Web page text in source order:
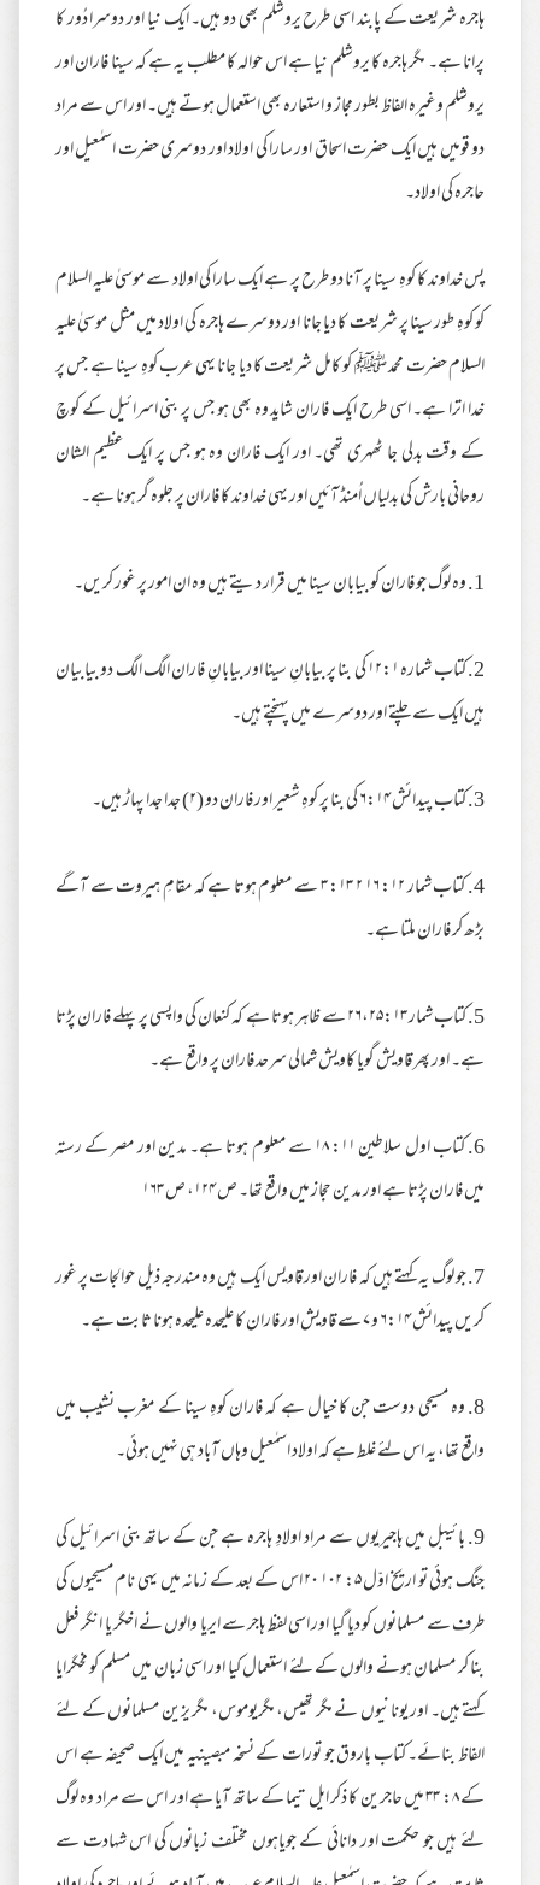
ہاجرہ شریعت کے پابند اسی طرح یروشلم بھی دو ہیں۔ ایک نیا اور دوسرا دُور کا
پرانا ہے۔ مگر ہاجرہ کا یروشلم نیا ہے اس حوالہ کا مطلب یہ ہے کہ سینا فاران اور
یروشلم وغیرہ الفاظ بطور مجاز و استعارہ بھی استعمال ہوتے ہیں۔ اور اس سے مراد
دو قومیں ہیں ایک حضرت اسحاق اور سارا کی اولاد اور دوسری حضرت اسمٰعیل اور
حاجرہ کی اولاد۔
پس خداوند کا کوہِ سینا پر آنا دو طرح پر ہے ایک سارا کی اولاد سے موسیٰ علیہ السلام
کو کوہِ طور سینا پر شریعت کا دیا جانا اور دوسرے ہاجرہ کی اولاد میں مثل موسیٰ علیہ
السلام حضرت محمد ﷺ کو کامل شریعت کا دیا جانا یہی عرب کوہِ سینا ہے جس پر
خدا اترا ہے۔ اسی طرح ایک فاران شاید وہ بھی ہو جس پر بنی اسرائیل کے کوچ
کے وقت بدلی جا ٹھہری تھی۔ اور ایک فاران وہ ہو جس پر ایک عظیم الشان
روحانی بارش کی بدلیاں اُمنڈ آئیں اور یہی خداوند کا فاران پر جلوہ گر ہونا ہے۔
1. وہ لوگ جو فاران کو بیابان سینا میں قرار دیتے ہیں وہ ان امور پر غور کریں۔
2. کتاب شمارہ ۱۲:۱ کی بنا پر بیابانِ سینا اور بیابانِ فاران الگ الگ دو بیابیان
ہیں ایک سے چلتے اور دوسرے میں پہنچتے ہیں۔
3. کتاب پیدائش ۶:۱۴ کی بنا پر کوہِ شعیر اور فاران دو (۲) جدا جدا پہاڑ ہیں۔
4. کتاب شمار ۱۲: ۱۶ ۲ ۱۳: ۳ سے معلوم ہوتا ہے کہ مقامِ ہیروت سے آگے
بڑھ کر فاران ملتا ہے۔
5. کتاب شمار ۲۶،۲۵:۱۳ سے ظاہر ہوتا ہے کہ کنعان کی واپسی پر پہلے فاران پڑتا
ہے۔ اور پھر قاویش گویا کاویش شمالی سرحد فاران پر واقع ہے۔
6. کتاب اول سلاطین ۱۱: ۱۸ سے معلوم ہوتا ہے۔ مدین اور مصر کے رستہ
میں فاران پڑتا ہے اور مدین حجاز میں واقع تھا۔ ص ۱۲۴، ص ۱۶۳
7. جو لوگ یہ کہتے ہیں کہ فاران اور قاویس ایک ہیں وہ مندرجہ ذیل حوالجات پر غور
کریں پیدائش ۶:۱۴ و ۷ سے قاویش اور فاران کا علیحدہ علیحدہ ہونا ثابت ہے۔
8. وہ مسیحی دوست جن کا خیال ہے کہ فاران کوہِ سینا کے مغرب نشیب میں
واقع تھا، یہ اس لئے غلط ہے کہ اولاد اسمٰعیل وہاں آباد ہی نہیں ہوئی۔
9. بائیبل میں ہاجیریوں سے مراد اولادِ ہاجرہ ہے جن کے ساتھ بنی اسرائیل کی
جنگ ہوئی تو اریخ اوّل ۵: ۱۰۲ ۲۰ اس کے بعد کے زمانہ میں یہی نام مسیحیوں کی
طرف سے مسلمانوں کو دیا گیا اور اسی لفظ ہاجر سے ایریا والوں نے اخگر یا انگر فعل
بنا کر مسلمان ہونے والوں کے لئے استعمال کیا اور اسی زبان میں مسلم کو مخگرایا
کہتے ہیں۔ اور یونانیوں نے مگر تھیس، مگریوموس، مگر یزین مسلمانوں کے لئے
الفاظ بنائے۔ کتاب باروق جو تورات کے نسخہ مبصینیہ میں ایک صحیفہ ہے اس
کے ۸: ۳۳ میں حاجرین کا ذکر ایل تیما کے ساتھ آیا ہے اور اس سے مراد وہ لوگ
لئے ہیں جو حکمت اور دانائی کے جویاہوں مختلف زبانوں کی اس شہادت سے